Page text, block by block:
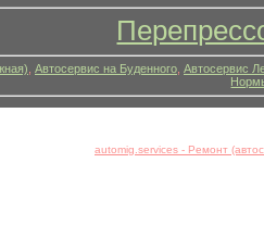
Автосервис на Буденного Автосервис
automig.services - Ремонт